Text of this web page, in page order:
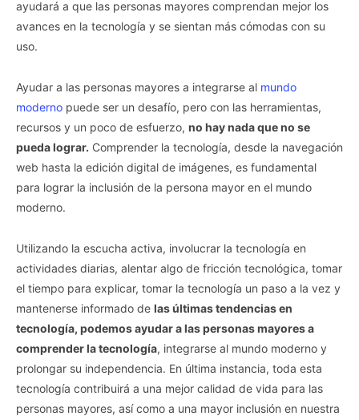
ayudará a que las personas mayores comprendan mejor los
avances en la tecnología y se sientan más cómodas con su
uso.
Ayudar a las personas mayores a integrarse al mundo
moderno puede ser un desafío, pero con las herramientas,
recursos y un poco de esfuerzo, no hay nada que no se
pueda lograr. Comprender la tecnología, desde la navegación
web hasta la edición digital de imágenes, es fundamental
para lograr la inclusión de la persona mayor en el mundo
moderno.
Utilizando la escucha activa, involucrar la tecnología en
actividades diarias, alentar algo de fricción tecnológica, tomar
el tiempo para explicar, tomar la tecnología un paso a la vez y
mantenerse informado de las últimas tendencias en
tecnología, podemos ayudar a las personas mayores a
comprender la tecnología, integrarse al mundo moderno y
prolongar su independencia. En última instancia, toda esta
tecnología contribuirá a una mejor calidad de vida para las
personas mayores, así como a una mayor inclusión en nuestra